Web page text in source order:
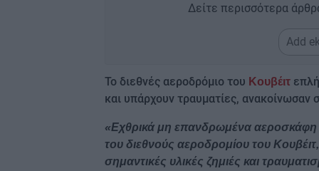
Δείτε περισσότερα
Add
Το διεθνές αεροδρόμιο του Κουβέιτ
και υπάρχουν τραυματίες, ανακοίνωσαν
«Εχθρικά μη επανδρωμένα αεροσκάφη
του διεθνούς αεροδρομίου του
σημαντικές υλικές ζημιές και